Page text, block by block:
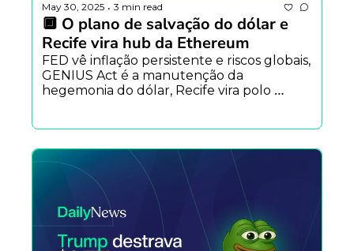
May 30, 2025 • 3 min read
🔲 O plano de salvação do dólar e
Recife vira hub da Ethereum
FED vê inflação persistente e riscos globais,
GENIUS Act é a manutenção da
hegemonia do dólar, Recife vira polo